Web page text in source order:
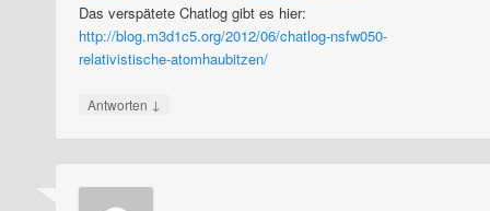
Das verspätete Chatlog gibt es hier:
http://blog.m3d1c5.org/2012/06/chatlog-nsfw050-
relativistische-atomhaubitzen/
Antworten ↓